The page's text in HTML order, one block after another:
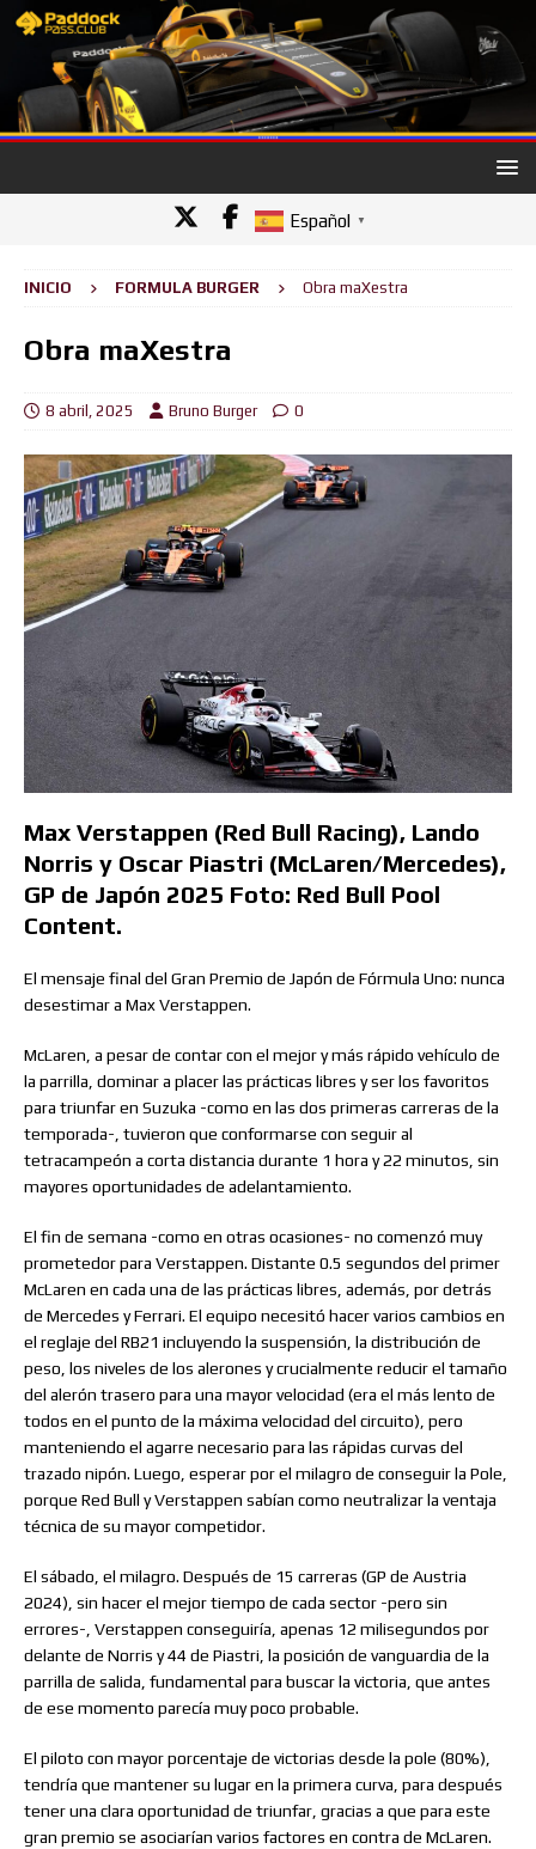
Español ▼
INICIO FORMULA BURGER Obra maXestra
Obra maXestra
8 abril, 2025 Bruno Burger 0
Max Verstappen (Red Bull Racing), Lando
Norris y Oscar Piastri (McLaren/Mercedes),
GP de Japón 2025 Foto: Red Bull Pool
Content.
El mensaje final del Gran Premio de Japón de Fórmula Uno: nunca
desestimar a Max Verstappen.
McLaren, a pesar de contar con el mejor y más rápido vehículo de
la parrilla, dominar a placer las prácticas libres y ser los favoritos
para triunfar en Suzuka -como en las dos primeras carreras de la
temporada-, tuvieron que conformarse con seguir al
tetracampeón a corta distancia durante 1 hora y 22 minutos, sin
mayores oportunidades de adelantamiento.
El fin de semana -como en otras ocasiones- no comenzó muy
prometedor para Verstappen. Distante 0.5 segundos del primer
McLaren en cada una de las prácticas libres, además, por detrás
de Mercedes y Ferrari. El equipo necesitó hacer varios cambios en
el reglaje del RB21 incluyendo la suspensión, la distribución de
peso, los niveles de los alerones y crucialmente reducir el tamaño
del alerón trasero para una mayor velocidad (era el más lento de
todos en el punto de la máxima velocidad del circuito), pero
manteniendo el agarre necesario para las rápidas curvas del
trazado nipón. Luego, esperar por el milagro de conseguir la Pole,
porque Red Bull y Verstappen sabían como neutralizar la ventaja
técnica de su mayor competidor.
El sábado, el milagro. Después de 15 carreras (GP de Austria
2024), sin hacer el mejor tiempo de cada sector -pero sin
errores-, Verstappen conseguiría, apenas 12 milisegundos por
delante de Norris y 44 de Piastri, la posición de vanguardia de la
parrilla de salida, fundamental para buscar la victoria, que antes
de ese momento parecía muy poco probable.
El piloto con mayor porcentaje de victorias desde la pole (80%),
tendría que mantener su lugar en la primera curva, para después
tener una clara oportunidad de triunfar, gracias a que para este
gran premio se asociarían varios factores en contra de McLaren.